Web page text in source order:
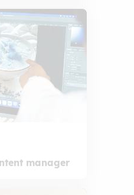
manager